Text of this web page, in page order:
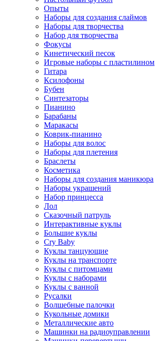
Опыты
Наборы для создания слаймов
Наборы для творчества
Набор для творчества
Фокусы
Кинетический песок
Игровые наборы с пластилином
Гитара
Ксилофоны
Бубен
Синтезаторы
Пианино
Барабаны
Маракасы
Коврик-пианино
Наборы для волос
Наборы для плетения
Браслеты
Косметика
Наборы для создания маникюра
Наборы украшений
Набор принцесса
Лол
Сказочный патруль
Интерактивные куклы
Большие куклы
Cry Baby
Куклы танцующие
Куклы на транспорте
Куклы с питомцами
Куклы с наборами
Куклы с ванной
Русалки
Волшебные палочки
Кукольные домики
Металлические авто
Машинки на радиоуправлении